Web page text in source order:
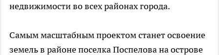
недвижимости во всех районах города.
Самым масштабным проектом станет освоение
земель в районе поселка Поспелова на острове